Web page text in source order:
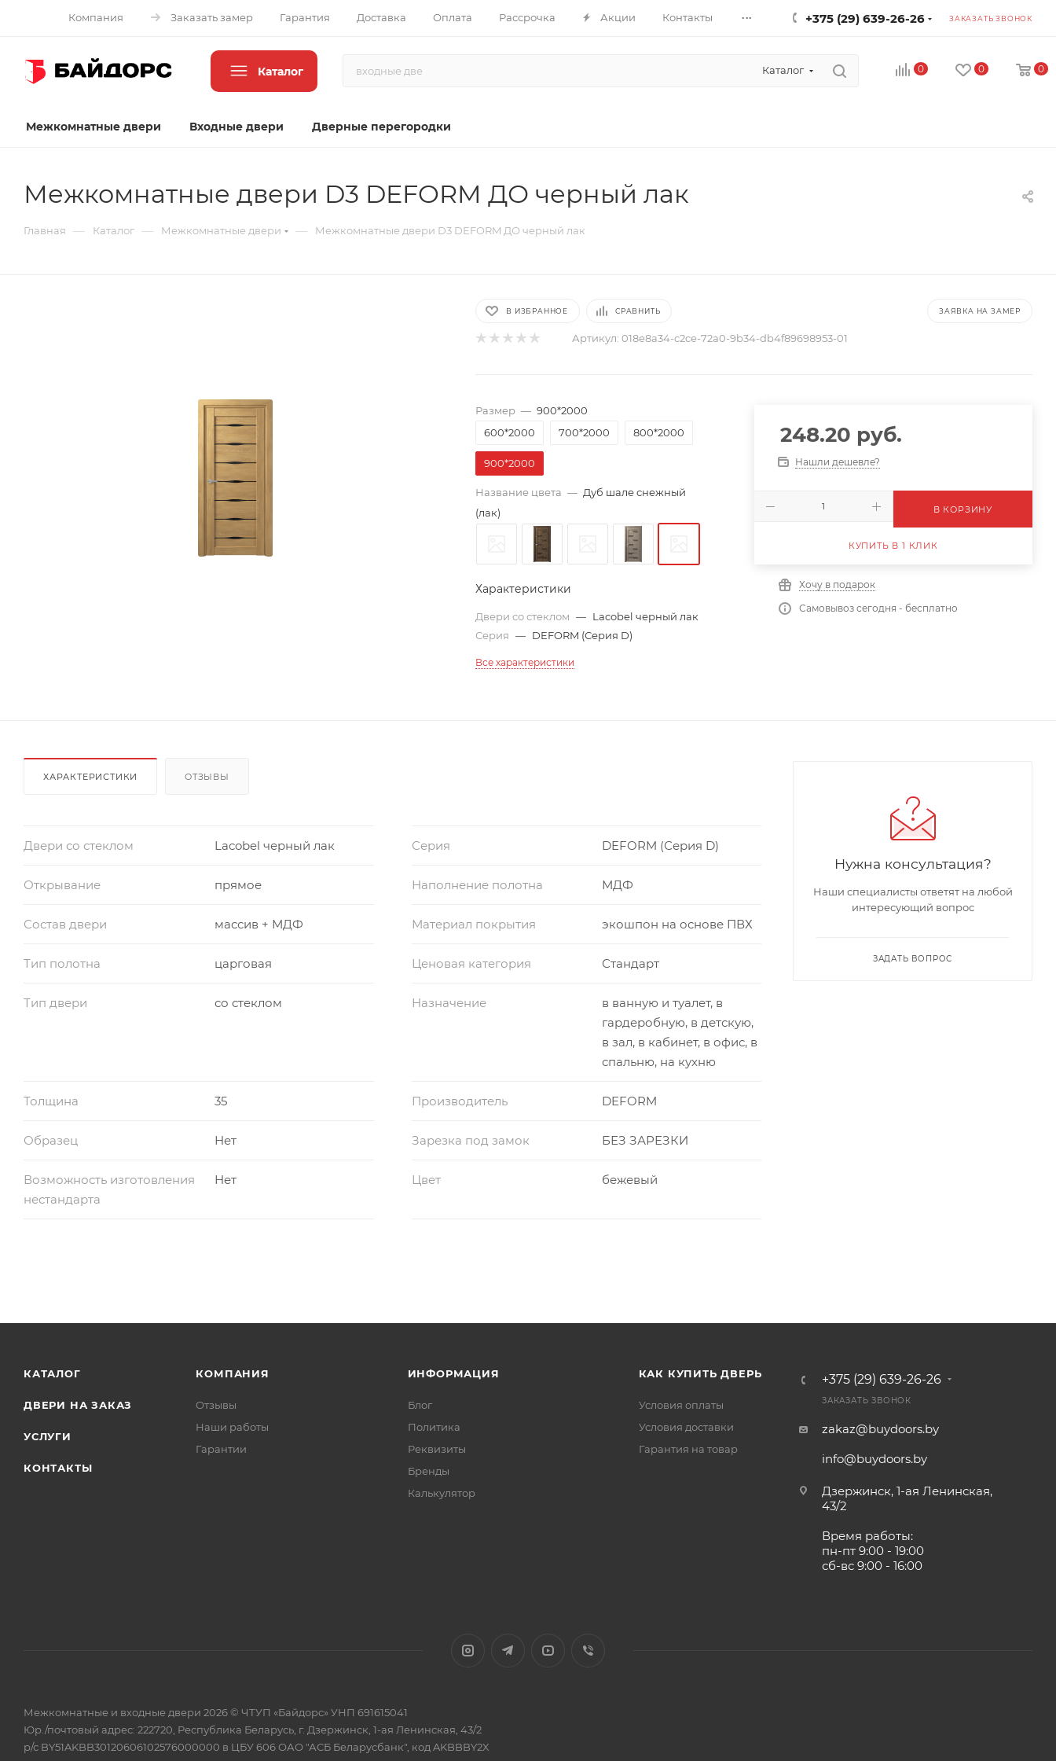
Компания Заказать замер Гарантия Доставка Оплата Рассрочка Акции Контакты ... +375 (29) 639-26-26 ЗАКАЗАТЬ ЗВОНОК
Каталог Каталог 0 0 0
Межкомнатные двери Входные двери Дверные перегородки
Межкомнатные двери D3 DEFORM ДО черный лак
Главная — Каталог — Межкомнатные двери — Межкомнатные двери D3 DEFORM ДО черный лак
В ИЗБРАННОЕ СРАВНИТЬ ЗАЯВКА НА ЗАМЕР
Артикул: 018e8a34-c2ce-72a0-9b34-db4f89698953-01
Размер — 900*2000
600*2000
700*2000 800*2000
900*2000
Название цвета — Дуб шале снежный
(лак)
Характеристики
Двери со стеклом — Lacobel черный лак
Серия — DEFORM (Серия D)
Все характеристики
248.20 руб.
Нашли дешевле?
В КОРЗИНУ
КУПИТЬ В 1 КЛИК
Хочу в подарок
Самовывоз сегодня - бесплатно
ХАРАКТЕРИСТИКИ ОТЗЫВЫ
Двери со стеклом Lacobel черный лак Серия DEFORM (Серия D)
Открывание прямое Наполнение полотна МДФ
Состав двери массив + МДФ Материал покрытия экошпон на основе ПВХ
Тип полотна царговая Ценовая категория Стандарт
Тип двери со стеклом Назначение
в ванную и туалет, в
гардеробную, в детскую,
в зал, в кабинет, в офис, в
спальню, на кухню
Толщина 35 Производитель DEFORM
Образец Нет Зарезка под замок БЕЗ ЗАРЕЗКИ
Возможность изготовления
нестандарта
Нет Цвет бежевый
Нужна консультация?
Наши специалисты ответят на любой
интересующий вопрос
ЗАДАТЬ ВОПРОС
КАТАЛОГ
ДВЕРИ НА ЗАКАЗ
УСЛУГИ
КОНТАКТЫ
КОМПАНИЯ
Отзывы
Наши работы
Гарантии
ИНФОРМАЦИЯ
Блог
Политика
Реквизиты
Бренды
Калькулятор
КАК КУПИТЬ ДВЕРЬ
Условия оплаты
Условия доставки
Гарантия на товар
+375 (29) 639-26-26
ЗАКАЗАТЬ ЗВОНОК
zakaz@buydoors.by
info@buydoors.by
Дзержинск, 1-ая Ленинская,
43/2
Время работы:
пн-пт 9:00 - 19:00
сб-вс 9:00 - 16:00
Межкомнатные и входные двери 2026 © ЧТУП «Байдорс» УНП 691615041
Юр./почтовый адрес: 222720, Республика Беларусь, г. Дзержинск, 1-ая Ленинская, 43/2
р/с BY51AKBB30120606102576000000 в ЦБУ 606 ОАО "АСБ Беларусбанк", код AKBBBY2X